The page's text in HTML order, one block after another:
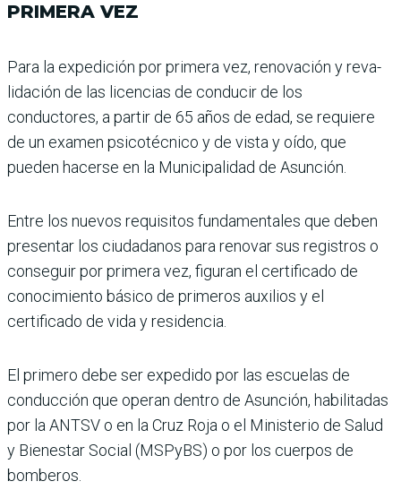
PRIMERA VEZ
Para la expedición por pri­mera vez, renovación y reva­
lidación de las licencias de conducir de los
conductores, a partir de 65 años de edad, se requiere
de un examen psico­técnico y de vista y oído, que
pueden hacerse en la Munici­palidad de Asunción.
Entre los nuevos requisitos fundamentales que deben
presentar los ciudadanos para renovar sus registros o
con­seguir por primera vez, figu­ran el certificado de
conoci­miento básico de primeros auxilios y el
certificado de vida y residencia.
El primero debe ser expedido por las escuelas de
conduc­ción que operan dentro de Asunción, habilitadas
por la ANTSV o en la Cruz Roja o el Ministerio de Salud
y Bienes­tar Social (MSPyBS) o por los cuerpos de
bomberos.